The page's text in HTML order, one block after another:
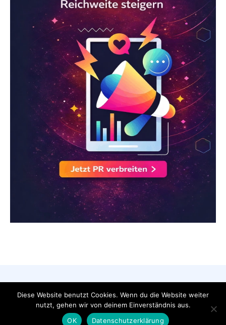
AGB Datenschutzerklärung
FAQ
Impressum Kontakt
Diese Website benutzt Cookies. Wenn du die Website weiter
nutzt, gehen wir von deinem Einverständnis aus.
OK
Datenschutzerklärung